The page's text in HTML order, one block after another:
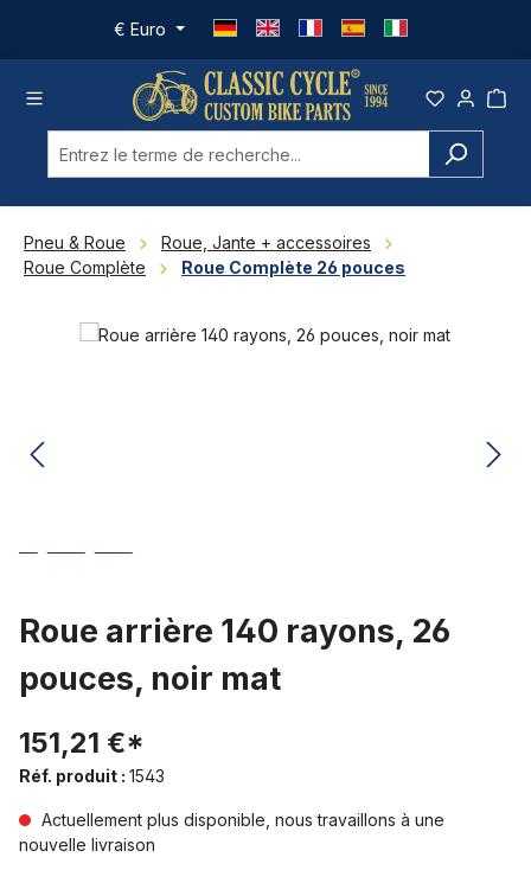
Passer au contenu principal
€ Euro
Pneu & Roue
Roue, Jante + accessoires
Roue Complète
Roue Complète 26 pouces
Ignorer la galerie d'images
Roue arrière 140 rayons, 26
pouces, noir mat
151,21 €*
Réf. produit : 1543
Actuellement plus disponible, nous travaillons à une
nouvelle livraison